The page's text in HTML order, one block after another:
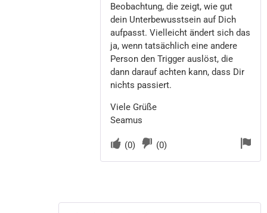
Beobachtung, die zeigt, wie gut
dein Unterbewusstsein auf Dich
aufpasst. Vielleicht ändert sich das
ja, wenn tatsächlich eine andere
Person den Trigger auslöst, die
dann darauf achten kann, dass Dir
nichts passiert.
Viele Grüße
Seamus
(0) (0)